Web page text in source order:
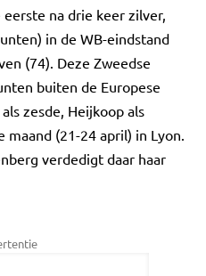
na drie keer zilver,
in de WB-eindstand
(74). Deze Zweedse
buiten de Europese
zesde, Heijkoop als
(21-24 april) in Lyon.
verdedigt daar haar